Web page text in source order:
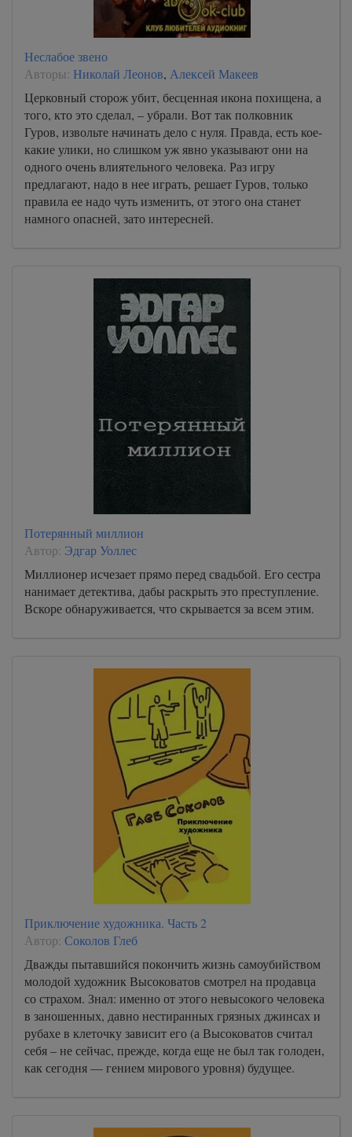
Неслабое звено
Авторы: Николай Леонов, Алексей Макеев
Церковный сторож убит, бесценная икона похищена, а
того, кто это сделал, – убрали. Вот так полковник
Гуров, извольте начинать дело с нуля. Правда, есть кое-
какие улики, но слишком уж явно указывают они на
одного очень влиятельного человека. Раз игру
предлагают, надо в нее играть, решает Гуров, только
правила ее надо чуть изменить, от этого она станет
намного опасней, зато интересней.
Потерянный миллион
Автор: Эдгар Уоллес
Миллионер исчезает прямо перед свадьбой. Его сестра
нанимает детектива, дабы раскрыть это преступление.
Вскоре обнаруживается, что скрывается за всем этим.
Приключение художника. Часть 2
Автор: Соколов Глеб
Дважды пытавшийся покончить жизнь самоубийством
молодой художник Высоковатов смотрел на продавца
со страхом. Знал: именно от этого невысокого человека
в заношенных, давно нестиранных грязных джинсах и
рубахе в клеточку зависит его (а Высоковатов считал
себя – не сейчас, прежде, когда еще не был так голоден,
как сегодня — гением мирового уровня) будущее.